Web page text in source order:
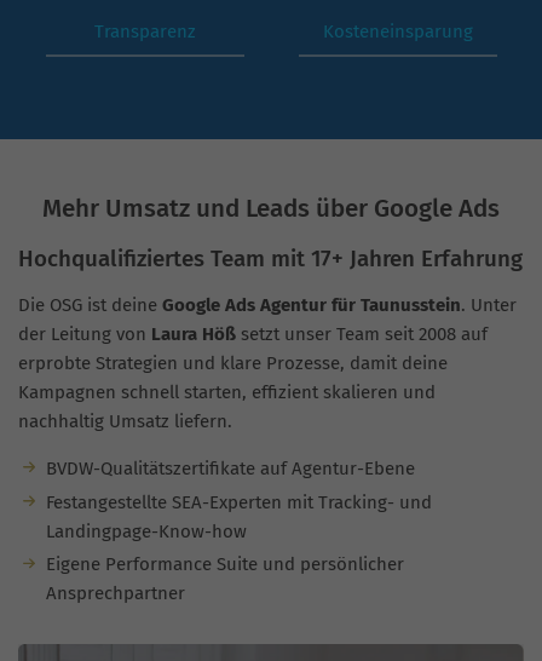
Transparenz Kosteneinsparung
Mehr Umsatz und Leads über Google Ads
Hochqualifiziertes Team mit 17+ Jahren Erfahrung
Die OSG ist deine Google Ads Agentur für Taunusstein. Unter
der Leitung von Laura Höß setzt unser Team seit 2008 auf
erprobte Strategien und klare Prozesse, damit deine
Kampagnen schnell starten, effizient skalieren und
nachhaltig Umsatz liefern.
BVDW-Qualitätszertifikate auf Agentur-Ebene
Festangestellte SEA-Experten mit Tracking- und
Landingpage-Know-how
Eigene Performance Suite und persönlicher
Ansprechpartner